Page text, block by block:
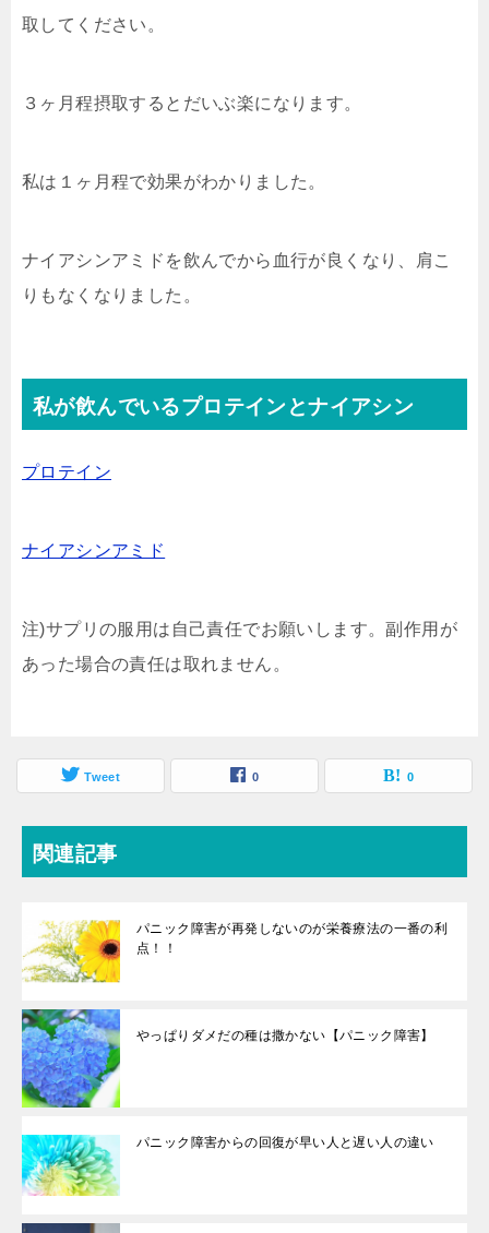
取してください。
３ヶ月程摂取するとだいぶ楽になります。
私は１ヶ月程で効果がわかりました。
ナイアシンアミドを飲んでから血行が良くなり、肩こ
りもなくなりました。
私が飲んでいるプロテインとナイアシン
プロテイン
ナイアシンアミド
注)サプリの服用は自己責任でお願いします。副作用が
あった場合の責任は取れません。
Tweet 0 0
関連記事
パニック障害が再発しないのが栄養療法の一番の利
点！！
やっぱりダメだの種は撒かない【パニック障害】
パニック障害からの回復が早い人と遅い人の違い